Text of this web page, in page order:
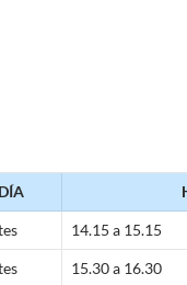
DÍA
14.15 a 15.15
15.30 a 16.30